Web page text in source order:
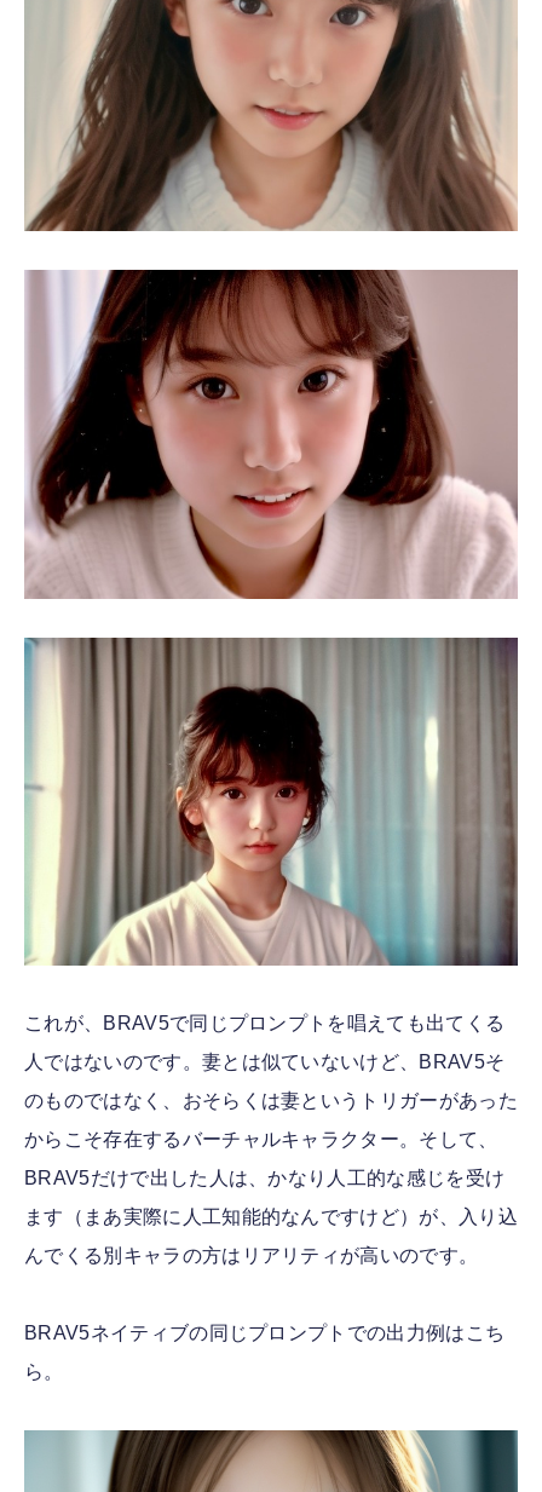
これが、BRAV5で同じプロンプトを唱えても出てくる
人ではないのです。妻とは似ていないけど、BRAV5そ
のものではなく、おそらくは妻というトリガーがあった
からこそ存在するバーチャルキャラクター。そして、
BRAV5だけで出した人は、かなり人工的な感じを受け
ます（まあ実際に人工知能的なんですけど）が、入り込
んでくる別キャラの方はリアリティが高いのです。
BRAV5ネイティブの同じプロンプトでの出力例はこち
ら。